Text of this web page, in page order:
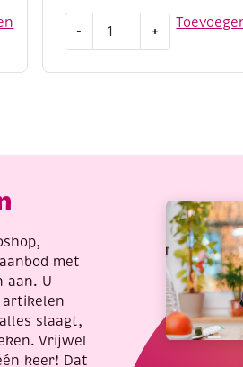
-
assortiment
pink
+
met
aan. U
slaagt,
Vrijwel
keer! Dat